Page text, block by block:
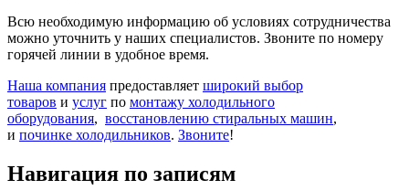
Всю необходимую информацию об условиях сотрудничества
можно уточнить у наших специалистов. Звоните по номеру
горячей линии в удобное время.
Наша компания предоставляет широкий выбор
товаров и услуг по монтажу холодильного
оборудования, восстановлению стиральных машин,
и починке холодильников. Звоните!
Навигация по записям